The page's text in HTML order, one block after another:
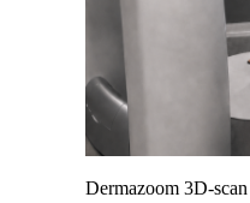
Dermazoom 3D-